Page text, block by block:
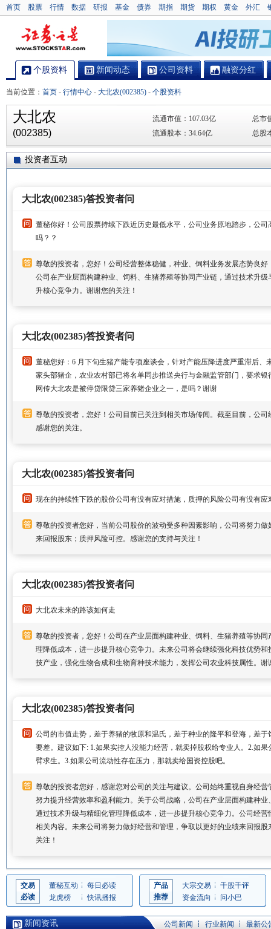
首页 股票 行情 数据 研报 基金 债券 期指 期货 期权 黄金 外汇
个股资料 新闻动态 公司资料 融资分红
当前位置： 首页 - 行情中心 - 大北农(002385) - 个股资料
大北农
(002385)
流通市值： 107.03亿
总市
流通股本： 34.64亿 总股
投资者互动
大北农(002385)答投资者问
董秘你好！公司股票持续下跌近历史最低水平，公司业务原地踏步，公
吗？？
尊敬的投资者，您好！公司经营整体稳健，种业、饲料业务发展态势良
公司在产业层面构建种业、饲料、生猪养殖等协同产业链，通过技术升
升核心竞争力。谢谢您的关注！
大北农(002385)答投资者问
董秘您好：6 月下旬生猪产能专项座谈会，针对产能压降进度严重滞后、
家头部猪企，农业农村部已将名单同步推送央行与金融监管部门，要求
网传大北农是被停贷限贷三家养猪企业之一，是吗？谢谢
尊敬的投资者，您好！公司目前已关注到相关市场传闻。截至目前，公
感谢您的关注。
大北农(002385)答投资者问
现在的持续性下跌的股价公司有没有应对措施，质押的风险公司有没有应
尊敬的投资者您好，当前公司股价的波动受多种因素影响，公司将努力
来回报股东；质押风险可控。感谢您的支持与关注！
大北农(002385)答投资者问
大北农未来的路该如何走
尊敬的投资者，您好！公司在产业层面构建种业、饲料、生猪养殖等协
理降低成本，进一步提升核心竞争力。未来公司将会继续强化科技优势
技产业，强化生物合成和生物育种技术能力，发挥公司农业科技属性。谢
大北农(002385)答投资者问
公司的市值走势，差于养猪的牧原和温氏，差于种业的隆平和登海，差
要差。建议如下: 1.如果实控人没能力经营，就卖掉股权给专业人。2.如
臂求生。3.如果公司流动性存在压力，那就卖给国资控股吧。
尊敬的投资者您好，感谢您对公司的关注与建议。公司始终重视自身经
努力提升经营效率和盈利能力。关于公司战略，公司在产业层面构建种
通过技术升级与精细化管理降低成本，进一步提升核心竞争力。公司经
相关内容。未来公司将努力做好经营和管理，争取以更好的业绩来回报
关注！
交易
必读
董秘互动
每日必读
龙虎榜
快讯播报
产品
推荐
大宗交易
千股千评
资金流向
问小巴
新闻资讯 公司新闻 行业新闻 最新公